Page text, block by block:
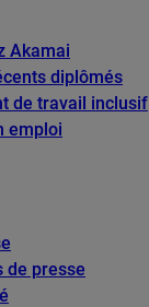
Akamai
diplômés
de travail inclusif
emploi
de presse